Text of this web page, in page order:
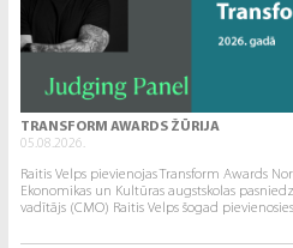
TRANSFORM AWARDS ŽŪRIJA
05.08.2026.
Raitis Velps pievienojas Transform Awards
Ekonomikas un Kultūras augstskolas
vadītājs (CMO) Raitis Velps šogad